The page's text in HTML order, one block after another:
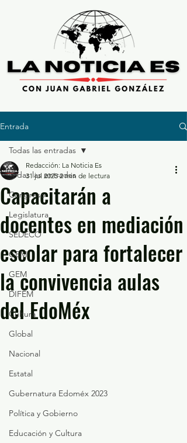
Entrada
Todas las entradas
Congreso
Legislatura
SEDECO
GEM
GEM
DIFEM
Cultura
Global
Nacional
Estatal
Gubernatura Edoméx 2023
Política y Gobierno
Educación y Cultura
Todas las entradas
Capacitarán a
docentes en mediación
escolar para fortalecer
la convivencia aulas
del EdoMéx
Redacción: La Noticia Es
31 jul 2025 2 min de lectura